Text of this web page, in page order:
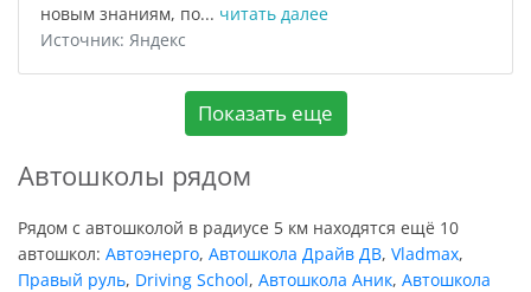
новым знаниям, по... читать далее
Источник: Яндекс
Показать еще
Автошколы рядом
Рядом с автошколой в радиусе 5 км находятся ещё 10
автошкол: Автоэнерго, Автошкола Драйв ДВ, Vladmax,
Правый руль, Driving School, Автошкола Аник, Автошкола